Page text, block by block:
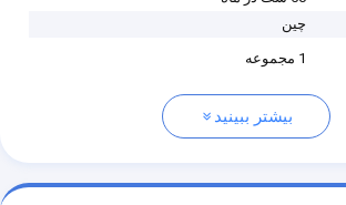
چین
1 مجموعه
بیشتر ببینید